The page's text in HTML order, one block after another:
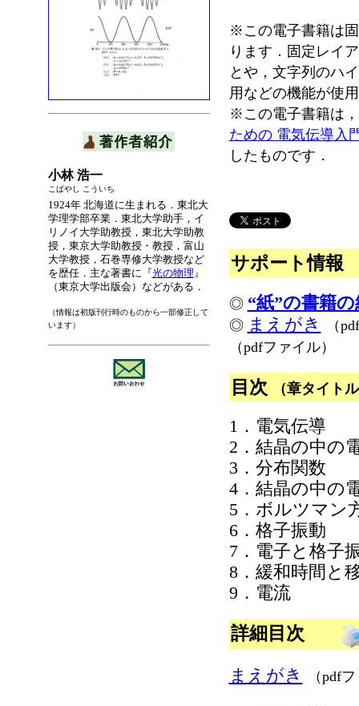
小林 浩一
こばやし こういち
1924年 北海道に生まれる．東北大
学理学部卒業．東北大学助手，イ
リノイ大学助教授，東北大学助教
授，東京大学助教授・教授，富山
大学教授，石巻専修大学教授など
を歴任．主な著書に『光の物理』
（東京大学出版会）などがある．
（情報は初版刊行時のものから一部修正して
います）
※この電子書籍は
ります．固定レイ
とや，文字列のハ
用などの機能が使
※この電子書籍は
ための 電気伝導入
したものです．
サポート情報
◎ “紙”の書籍
◎ まえがき
（
（pdfファイル）
目次 （章タイト
1．電気伝導
2．結晶の中の
3．分布関数
4．結晶の中の
5．ボルツマン
6．格子振動
7．電子と格子
8．緩和時間と
9．電流
詳細目次
まえがき （pdf